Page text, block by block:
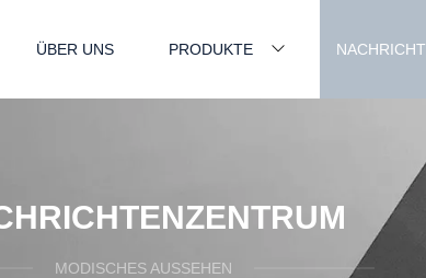
ÜBER UNS PRODUKTE NACHRICHT
MODISCHES AUSSEHEN